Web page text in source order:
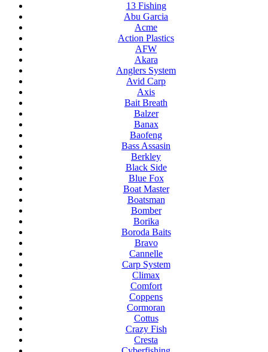
13 Fishing
Abu Garcia
Acme
Action Plastics
AFW
Akara
Anglers System
Avid Carp
Axis
Bait Breath
Balzer
Banax
Baofeng
Bass Assasin
Berkley
Black Side
Blue Fox
Boat Master
Boatsman
Bomber
Borika
Boroda Baits
Bravo
Cannelle
Carp System
Climax
Comfort
Coppens
Cormoran
Cottus
Crazy Fish
Cresta